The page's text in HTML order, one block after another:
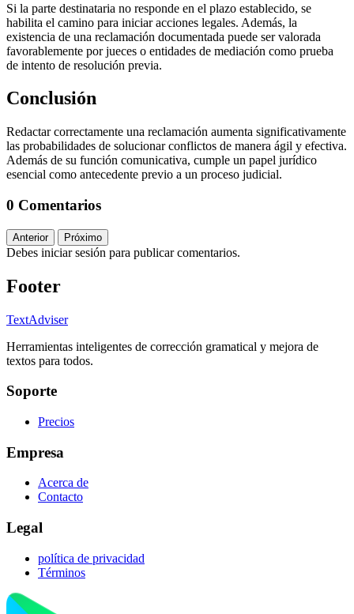
Si la parte destinataria no responde en el plazo establecido, se
habilita el camino para iniciar acciones legales. Además, la
existencia de una reclamación documentada puede ser valorada
favorablemente por jueces o entidades de mediación como prueba
de intento de resolución previa.
Conclusión
Redactar correctamente una reclamación aumenta significativamente
las probabilidades de solucionar conflictos de manera ágil y efectiva.
Además de su función comunicativa, cumple un papel jurídico
esencial como antecedente previo a un proceso judicial.
0 Comentarios
Anterior Próximo
Debes iniciar sesión para publicar comentarios.
Footer
TextAdviser
Herramientas inteligentes de corrección gramatical y mejora de
textos para todos.
Soporte
Precios
Empresa
Acerca de
Contacto
Legal
política de privacidad
Términos